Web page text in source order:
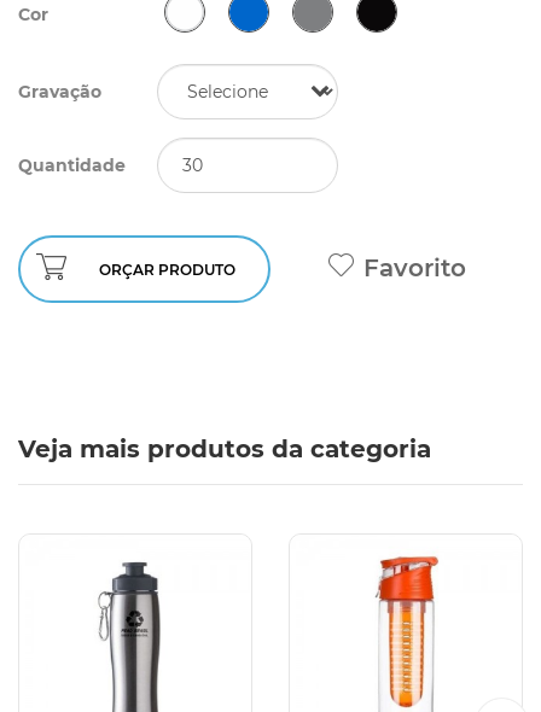
Cor
Gravação
Quantidade
ORÇAR PRODUTO Favorito
Veja mais produtos da categoria